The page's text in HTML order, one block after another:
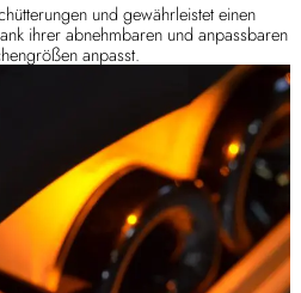
und gewährleistet einen
ihrer abnehmbaren und anpassbaren
anpasst.